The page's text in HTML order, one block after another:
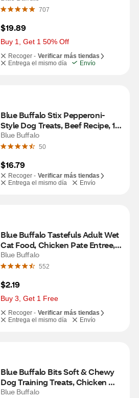
707
$19.89
Buy 1, Get 1 50% Off
Recoger - Verificar más tiendas
Entrega el mismo día
Envío
Blue Buffalo Stix Pepperoni-
Style Dog Treats, Beef Recipe, 13
oz
Blue Buffalo
50
$16.79
Recoger - Verificar más tiendas
Entrega el mismo día
Envío
Blue Buffalo Tastefuls Adult Wet
Cat Food, Chicken Pate Entree,
5.5 oz
Blue Buffalo
552
$2.19
Buy 3, Get 1 Free
Recoger - Verificar más tiendas
Entrega el mismo día
Envío
Blue Buffalo Bits Soft & Chewy
Dog Training Treats, Chicken
Recipe, 11 oz
Blue Buffalo